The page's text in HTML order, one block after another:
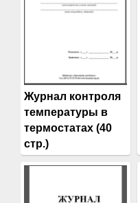
Журнал контроля
температуры в
термостатах (40
стр.)